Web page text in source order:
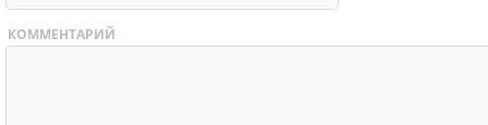
КОММЕНТАРИЙ